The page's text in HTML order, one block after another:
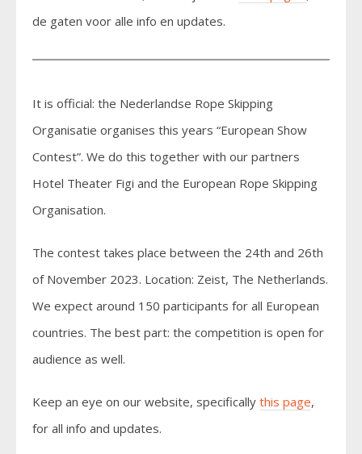
de gaten voor alle info en updates.
It is official: the Nederlandse Rope Skipping
Organisatie organises this years “European Show
Contest”. We do this together with our partners
Hotel Theater Figi and the European Rope Skipping
Organisation.
The contest takes place between the 24th and 26th
of November 2023. Location: Zeist, The Netherlands.
We expect around 150 participants for all European
countries. The best part: the competition is open for
audience as well.
Keep an eye on our website, specifically this page,
for all info and updates.